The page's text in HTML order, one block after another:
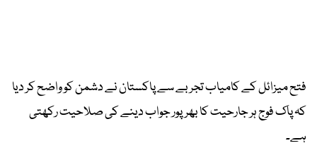
فتح میزائل کے کامیاب تجربے سے پاکستان نے دشمن کو واضح کر دیا
کہ پاک فوج ہر جارحیت کا بھرپور جواب دینے کی صلاحیت رکھتی
ہے۔